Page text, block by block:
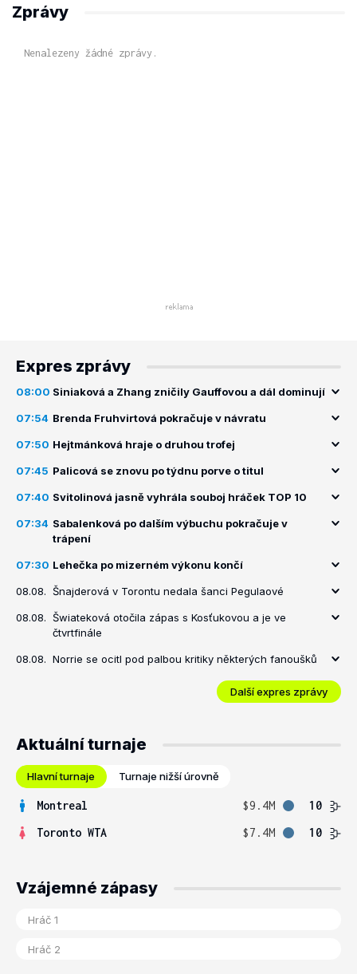
Zprávy
Nenalezeny žádné zprávy.
Expres zprávy
08:00 Siniaková a Zhang zničily Gauffovou a dál dominují
07:54 Brenda Fruhvirtová pokračuje v návratu
07:50 Hejtmánková hraje o druhou trofej
07:45 Palicová se znovu po týdnu porve o titul
07:40 Svitolinová jasně vyhrála souboj hráček TOP 10
07:34 Sabalenková po dalším výbuchu pokračuje v
trápení
07:30 Lehečka po mizerném výkonu končí
08.08. Šnajderová v Torontu nedala šanci Pegulaové
08.08. Šwiateková otočila zápas s Kosťukovou a je ve
čtvrtfinále
08.08. Norrie se ocitl pod palbou kritiky některých fanoušků
Další expres zprávy
Aktuální turnaje
Hlavní turnaje Turnaje nižší úrovně
Montreal $9.4M
10
Toronto WTA
$7.4M 10
Vzájemné zápasy